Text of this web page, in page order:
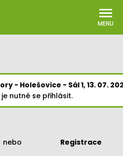
MENU
- Holešovice - Sál 1, 13. 07.
nutné se přihlásit.
nebo Registrace